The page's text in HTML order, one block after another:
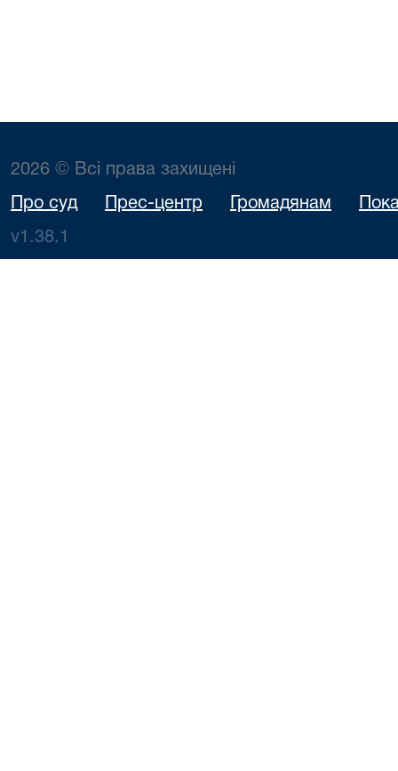
2026 © Всі права захищені
Про суд Прес-центр Громадянам
v1.38.1